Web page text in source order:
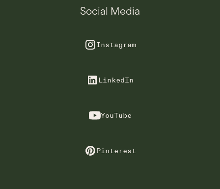
Social Media
Instagram
LinkedIn
YouTube
Pinterest